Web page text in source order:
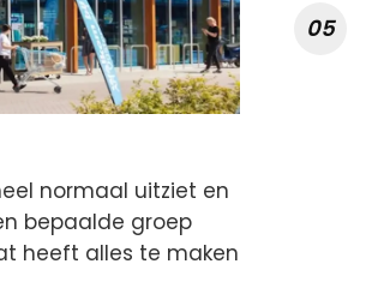
normaal uitziet en
bepaalde groep
heeft alles te maken